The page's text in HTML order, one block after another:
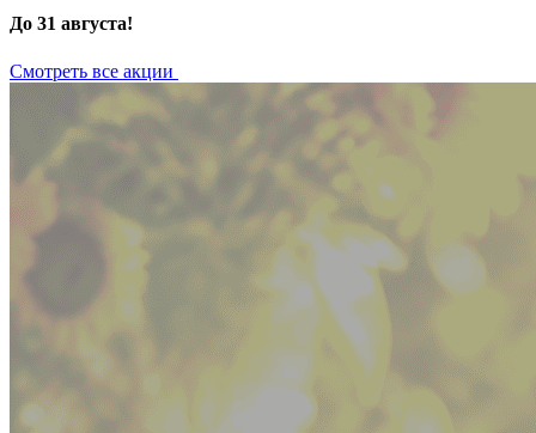
До 31 августа!
Смотреть все акции